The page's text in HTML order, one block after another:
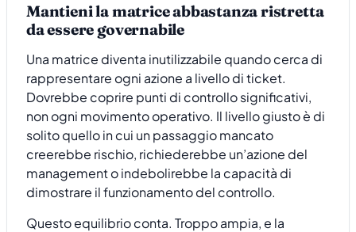
Mantieni la matrice abbastanza ristretta
da essere governabile
Una matrice diventa inutilizzabile quando cerca di
rappresentare ogni azione a livello di ticket.
Dovrebbe coprire punti di controllo significativi,
non ogni movimento operativo. Il livello giusto è di
solito quello in cui un passaggio mancato
creerebbe rischio, richiederebbe un’azione del
management o indebolirebbe la capacità di
dimostrare il funzionamento del controllo.
Questo equilibrio conta. Troppo ampia, e la